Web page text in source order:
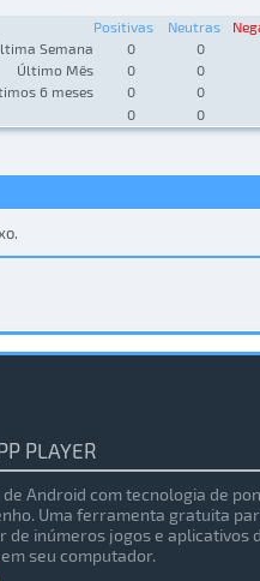
Positivas Neutras
Semana
0 0
Último Mês
0 0
6 meses
0 0
0
0
PLAYER
Android com tecnologia de
Uma ferramenta gratuita
de inúmeros jogos e aplicativos
seu computador.